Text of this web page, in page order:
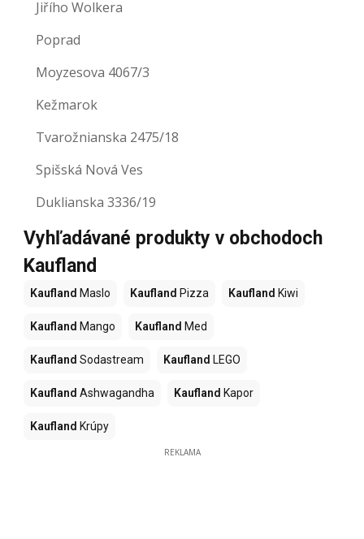
Jiřího Wolkera
Poprad
Moyzesova 4067/3
Kežmarok
Tvarožnianska 2475/18
Spišská Nová Ves
Duklianska 3336/19
Vyhľadávané produkty v obchodoch
Kaufland
Kaufland Maslo Kaufland Pizza Kaufland Kiwi
Kaufland Mango Kaufland Med
Kaufland Sodastream Kaufland LEGO
Kaufland Ashwagandha Kaufland Kapor
Kaufland Krúpy
REKLAMA